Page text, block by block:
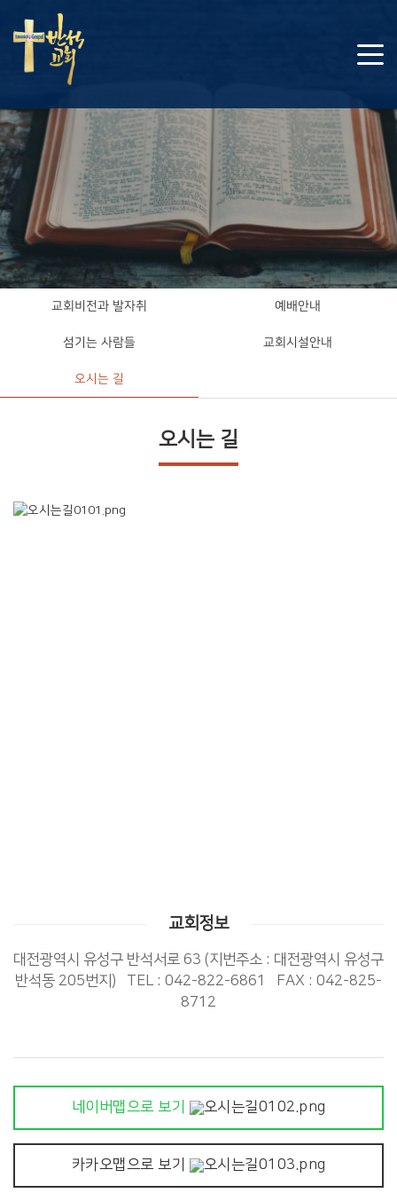
교회비전과 발자취 예배안내
섬기는 사람들 교회시설안내
오시는 길
오시는 길
교회정보
대전광역시 유성구 반석서로 63 (지번주소 : 대전광역시 유성구
반석동 205번지) TEL : 042-822-6861 FAX : 042-825-
8712
네이버맵으로 보기
카카오맵으로 보기